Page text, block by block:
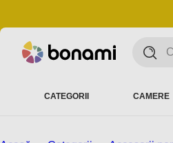
CATEGORII CAMERE